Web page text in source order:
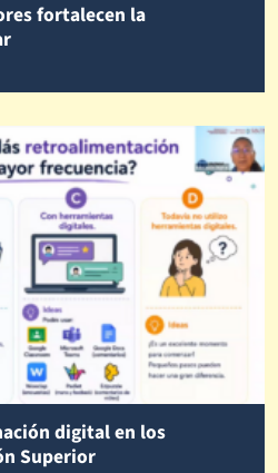
fortalecen la
digital en los
Superior